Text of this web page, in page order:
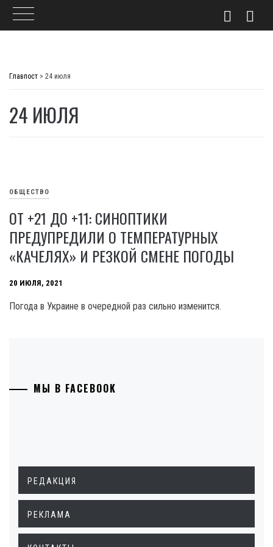
Главпост > 24 июля
24 ИЮЛЯ
ОБЩЕСТВО
ОТ +21 ДО +11: СИНОПТИКИ
ПРЕДУПРЕДИЛИ О ТЕМПЕРАТУРНЫХ
«КАЧЕЛЯХ» И РЕЗКОЙ СМЕНЕ ПОГОДЫ
20 ИЮЛЯ, 2021
Погода в Украине в очередной раз сильно изменится.
МЫ В FACEBOOK
РЕДАКЦИЯ
РЕКЛАМА